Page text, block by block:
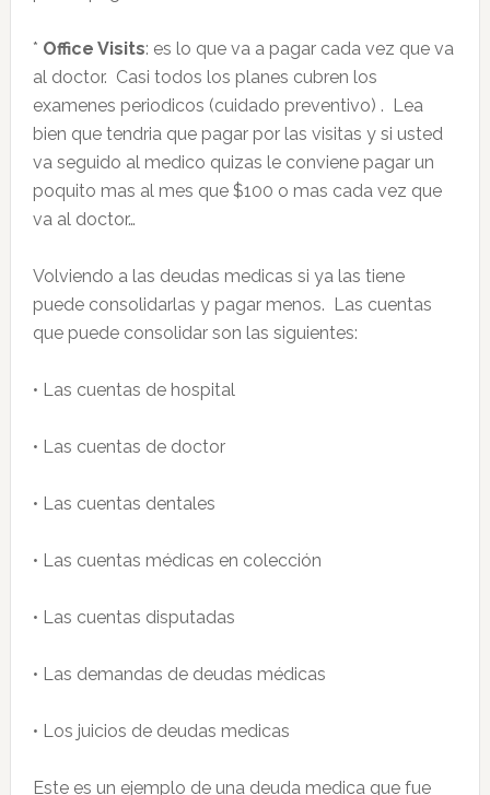
* Office Visits: es lo que va a pagar cada vez que va
al doctor. Casi todos los planes cubren los
examenes periodicos (cuidado preventivo) . Lea
bien que tendria que pagar por las visitas y si usted
va seguido al medico quizas le conviene pagar un
poquito mas al mes que $100 o mas cada vez que
va al doctor…
Volviendo a las deudas medicas si ya las tiene
puede consolidarlas y pagar menos. Las cuentas
que puede consolidar son las siguientes:
• Las cuentas de hospital
• Las cuentas de doctor
• Las cuentas dentales
• Las cuentas médicas en colección
• Las cuentas disputadas
• Las demandas de deudas médicas
• Los juicios de deudas medicas
Este es un ejemplo de una deuda medica que fue